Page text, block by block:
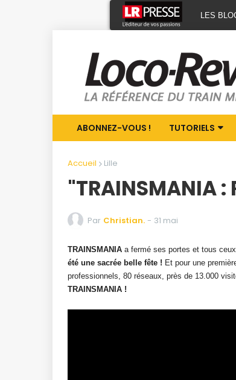
LES
ABONNEZ-VOUS ! TUTORIELS
Accueil Lille
"TRAINSMANIA
Par Christian. - 31 mai
TRAINSMANIA a fermé ses portes et tous
été une sacrée belle fête ! Et pour une
professionnels, 80 réseaux, près de 13.000
TRAINSMANIA !